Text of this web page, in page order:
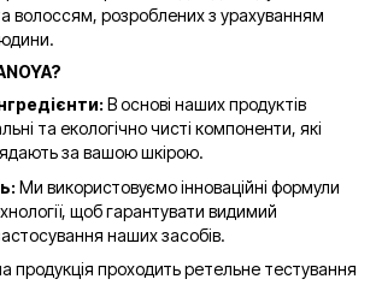
волоссям, розроблених з урахуванням
В основі наших продуктів
та екологічно чисті компоненти, які
за вашою шкірою.
Ми використовуємо інноваційні формули
щоб гарантувати видимий
наших засобів.
продукція проходить ретельне тестування